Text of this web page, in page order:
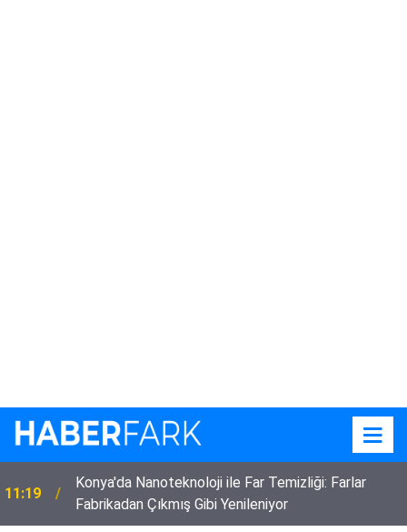
22:52 Eskilli 3 Çocuk Annesi Kadın Vefat Etti